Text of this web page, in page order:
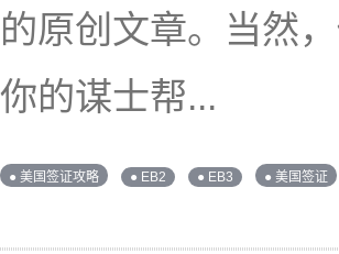
的原创文章。当然
你的谋士帮...
● 美国签证攻略 ● EB2 ● EB3 ● 美国签证